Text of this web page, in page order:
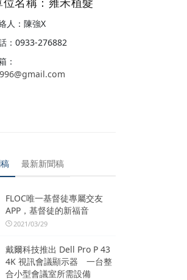
人：陳強X
：0933-276882
：
最新新聞稿
FLOC唯一基督徒專屬交友
APP，基督徒的新福音
2021/03/29
戴爾科技推出 Dell Pro P 43
4K 視訊會議顯示器 一台整
合小型會議室所需設備